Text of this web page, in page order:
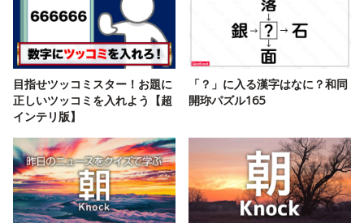
目指せツッコミスター！お題に
正しいツッコミを入れよう【超
インテリ版】
「？」に入る漢字はなに？和同
開珎パズル165